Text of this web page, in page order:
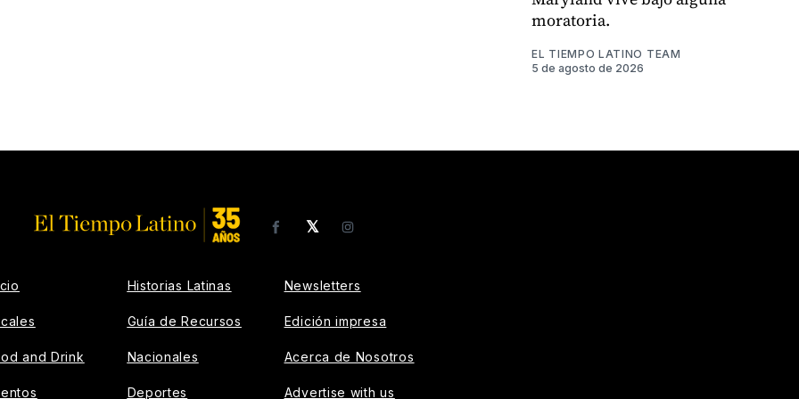
moratoria.
EL TIEMPO LATINO TEAM
5 de agosto de 2026
𝕏
FacebookInstagram
and Drink
Historias Latinas
Guía de Recursos
Nacionales
Deportes
Newsletters
Edición impresa
Acerca de Nosotros
Advertise with us